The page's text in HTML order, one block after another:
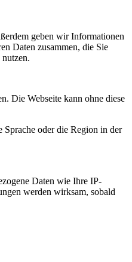
geben wir Informationen
Daten zusammen, die Sie
Die Webseite kann ohne diese
Sprache oder die Region in der
Daten wie Ihre IP-
werden wirksam, sobald